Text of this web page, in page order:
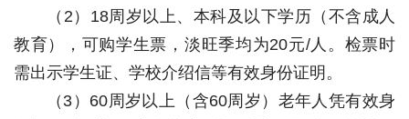
（2）18周岁以上、本科及以下学历（不含成人
教育），可购学生票，淡旺季均为20元/人。检票时
需出示学生证、学校介绍信等有效身份证明。
（3）60周岁以上（含60周岁）老年人凭有效身